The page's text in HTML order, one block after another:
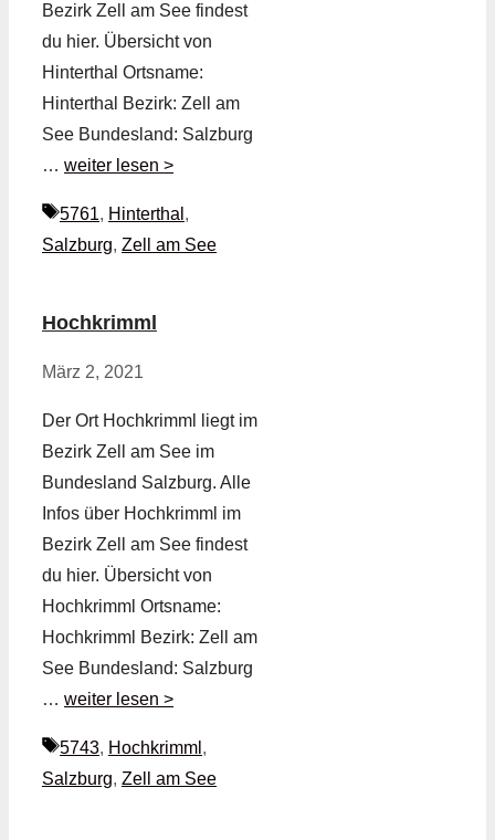
Bezirk Zell am See findest
du hier. Übersicht von
Hinterthal Ortsname:
Hinterthal Bezirk: Zell am
See Bundesland: Salzburg
… weiter lesen >
Schlagwörter
5761, Hinterthal ,
Salzburg, Zell am See
Hochkrimml
März 2, 2021
Der Ort Hochkrimml liegt im
Bezirk Zell am See im
Bundesland Salzburg. Alle
Infos über Hochkrimml im
Bezirk Zell am See findest
du hier. Übersicht von
Hochkrimml Ortsname:
Hochkrimml Bezirk: Zell am
See Bundesland: Salzburg
… weiter lesen >
Schlagwörter
5743, Hochkrimml ,
Salzburg, Zell am See